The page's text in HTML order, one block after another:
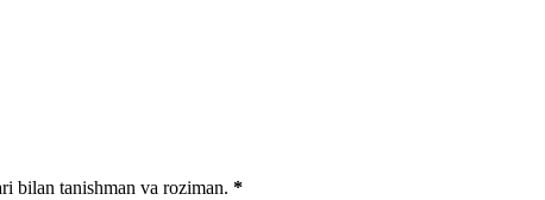
bilan tanishman va roziman. *